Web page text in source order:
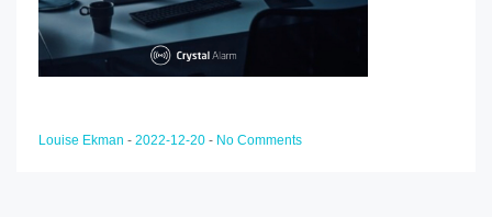
Louise Ekman - 2022-12-20 - No Comments